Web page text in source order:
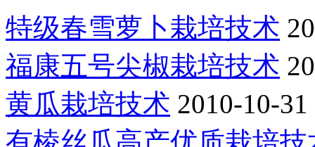
特级春雪萝卜栽培技术
福康五号尖椒栽培技术
黄瓜栽培技术 2010-10-31